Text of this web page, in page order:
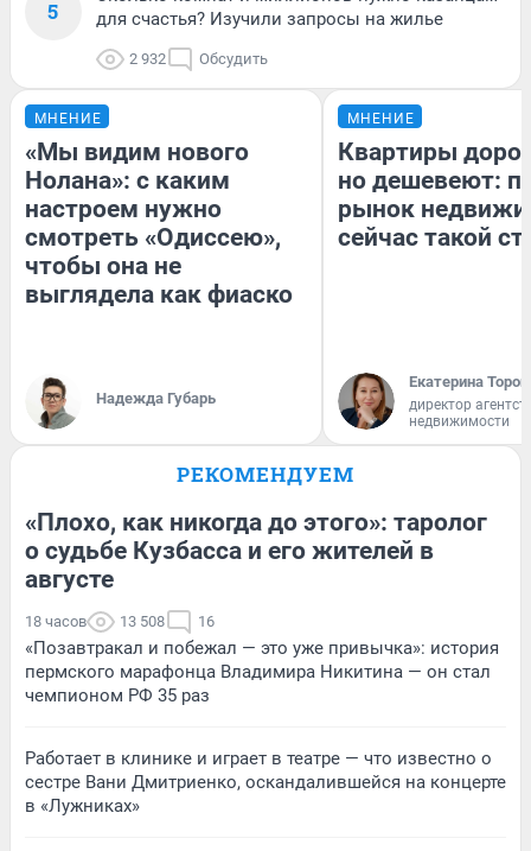
5
для счастья? Изучили запросы на жилье
2 932 Обсудить
МНЕНИЕ
«Мы видим нового
Нолана»: с каким
настроем нужно
смотреть «Одиссею»,
чтобы она не
выглядела как фиаско
Надежда Губарь
МНЕНИЕ
Квартиры
но дешевеют:
рынок
сейчас такой
Екатерина
директор
недвижимости
РЕКОМЕНДУЕМ
«Плохо, как никогда до этого»: таролог
о судьбе Кузбасса и его жителей в
августе
18 часов 13 508 16
«Позавтракал и побежал — это уже привычка»: история
пермского марафонца Владимира Никитина — он стал
чемпионом РФ 35 раз
Работает в клинике и играет в театре — что известно о
сестре Вани Дмитриенко, оскандалившейся на концерте
в «Лужниках»